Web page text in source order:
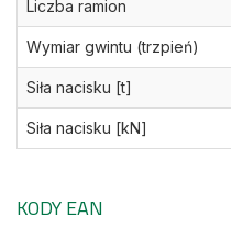
Liczba ramion
Wymiar gwintu (trzpień)
Siła nacisku [t]
Siła nacisku [kN]
KODY EAN